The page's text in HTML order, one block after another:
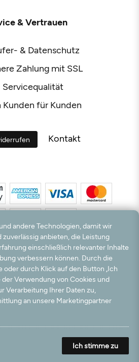
& Vertrauen
& Datenschutz
Zahlung mit SSL
Servicequalität
Kunden für Kunden
Kontakt
**Kostenloser Versand und Rückversand
Deutschlands und Österreichs.
für werbliche Zwecke, die jederzeit widerrufen
werden nicht an Dritte weitergegeben.
GmbH / Alle Rechte vorbehalten. powered by
createyourtemplate
andere Technologien, damit wir
anbieten, die Leistung
einschließlich relevanter Inhalte
verbessern können. Durch die
durch Klick auf den Button „Ich
Verwendung von Cookies und
Verarbeitung Ihrer Daten zu,
an unsere Marketingpartner
Ich stimme zu